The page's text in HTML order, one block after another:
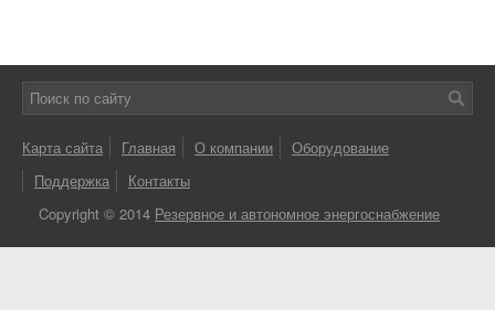
Карта сайта Главная О компании
Оборудование
Поддержка
Контакты
Copyright © 2014 Резервное и автономное энергоснабжение